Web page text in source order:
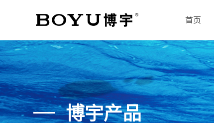
首页
博宇产品